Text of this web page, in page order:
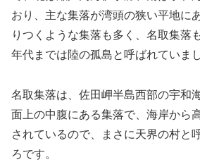
おり、主な集落が湾頭の狭い平地に
りつくような集落も多く、名取集落
年代までは陸の孤島と呼ばれていまし
名取集落は、佐田岬半島西部の宇和
面上の中腹にある集落で、海岸から
されているので、まさに天界の村と
ろです。